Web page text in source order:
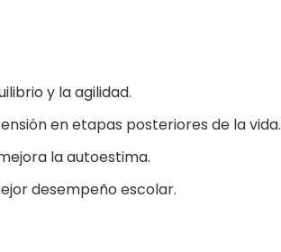
y la agilidad.
en etapas posteriores de la vida.
la autoestima.
desempeño escolar.